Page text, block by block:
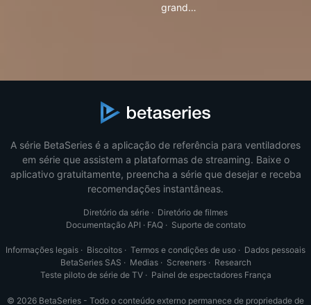
grand…
A série BetaSeries é a aplicação de referência para ventiladores
em série que assistem a plataformas de streaming. Baixe o
aplicativo gratuitamente, preencha a série que desejar e receba
recomendações instantâneas.
Diretório da série · Diretório de filmes
Documentação API · FAQ· Suporte de contato
Informações legais · Biscoitos · Termos e condições de uso · Dados pessoais
BetaSeries SAS · Medias· Screeners· Research
Teste piloto de série de TV· Painel de espectadores França
© 2026 BetaSeries - Todo o conteúdo externo permanece de propriedade de